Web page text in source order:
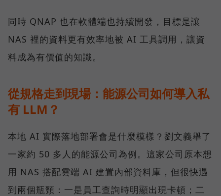
同時 QNAP 也在軟體端也持續開發，目標是讓
NAS 裡的資料更有效率地被 AI 工具調用，讓資
料成為有價值的知識。
從規格走到現場：能源公司如何導入私
有 LLM？
本地 AI 實際落地部署會是什麼模樣？劉文義舉了
一家約 50 多人的能源公司為例。這家公司原本想
用 NAS 搭配雲端 AI 建置內部資料庫，但很快遇
到兩個瓶頸：一是員工查詢時明顯出現卡頓；二